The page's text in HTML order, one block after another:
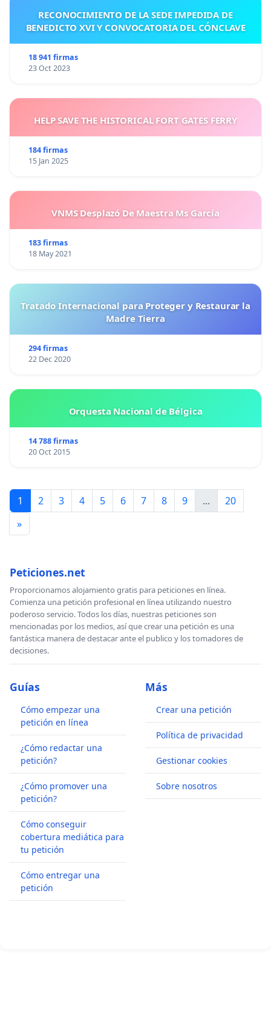
RECONOCIMIENTO DE LA SEDE IMPEDIDA DE
BENEDICTO XVI Y CONVOCATORIA DEL CÓNCLAVE
18 941 firmas
23 Oct 2023
HELP SAVE THE HISTORICAL FORT GATES FERRY
184 firmas
15 Jan 2025
VNMS Desplazó De Maestra Ms García
183 firmas
18 May 2021
Tratado Internacional para Proteger y Restaurar la
Madre Tierra
294 firmas
22 Dec 2020
Orquesta Nacional de Bélgica
14 788 firmas
20 Oct 2015
1 2 3 4 5 6 7 8 9 ...
20
»
Peticiones.net
Proporcionamos alojamiento gratis para peticiones en línea.
Comienza una petición profesional en línea utilizando nuestro
poderoso servicio. Todos los días, nuestras peticiones son
mencionadas por los medios, así que crear una petición es una
fantástica manera de destacar ante el publico y los tomadores de
decisiones.
Guías
Cómo empezar una
petición en línea
¿Cómo redactar una
petición?
¿Cómo promover una
petición?
Cómo conseguir
cobertura mediática para
tu petición
Cómo entregar una
petición
Más
Crear una petición
Política de privacidad
Gestionar cookies
Sobre nosotros